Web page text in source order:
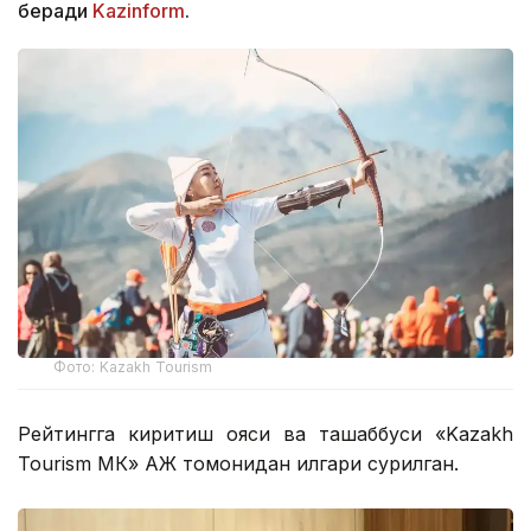
беради Kazinform.
Фото: Kazakh Tourism
Рейтингга киритиш ғояси ва ташаббуси «Kazakh
Tourism МК» АЖ томонидан илгари сурилган.